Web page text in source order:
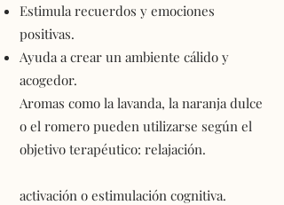
Estimula recuerdos y emociones
positivas.
Ayuda a crear un ambiente cálido y
acogedor.
Aromas como la lavanda, la naranja dulce
o el romero pueden utilizarse según el
objetivo terapéutico: relajación.
activación o estimulación cognitiva.